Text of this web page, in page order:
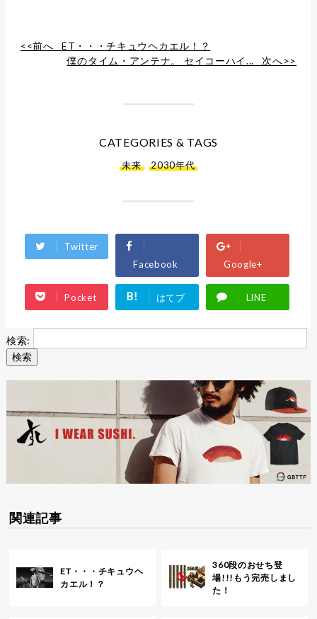
<<前へ ET・・・チキュウヘカエル！？
僕のタイム・アンテナ。 セイコーハイ... 次へ>>
CATEGORIES & TAGS
未来,2030年代
Twitter
Facebook
Google+
Pocket B! はてブ LINE
検索:
関連記事
ET・・・チキュウヘ
カエル！？
360段のおせち登
場!!!もう完売しまし
た！